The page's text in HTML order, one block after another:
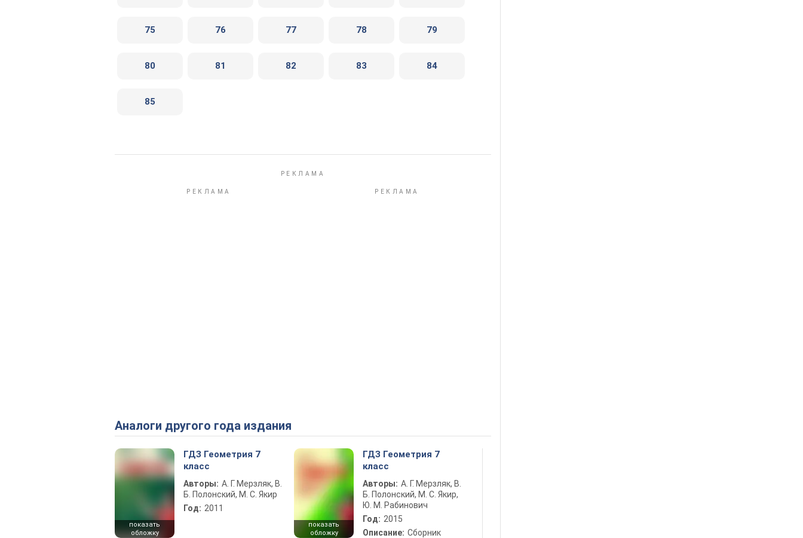
75 76 77 78 79
80 81 82 83 84
85
Аналоги другого года издания
показать
обложку
ГДЗ Геометрия 7
класс
Авторы: А. Г. Мерзляк, В.
Б. Полонский, М. С. Якир
Год: 2011
показать
обложку
ГДЗ Геометрия 7
класс
Авторы: А. Г. Мерзляк, В.
Б. Полонский, М. С. Якир,
Ю. М. Рабинович
Год: 2015
Описание: Сборник